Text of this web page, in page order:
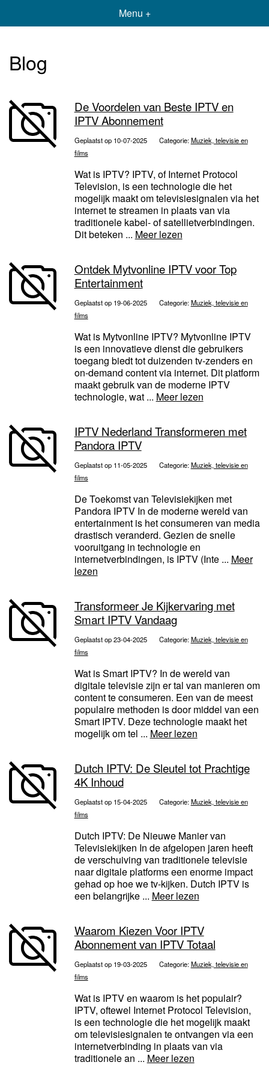
Menu +
Blog
De Voordelen van Beste IPTV en
IPTV Abonnement
Geplaatst op 10-07-2025 Categorie:Muziek, televisie en
films
Wat is IPTV? IPTV, of Internet Protocol
Television, is een technologie die het
mogelijk maakt om televisiesignalen via het
internet te streamen in plaats van via
traditionele kabel- of satellietverbindingen.
Dit beteken ... Meer lezen
Ontdek Mytvonline IPTV voor Top
Entertainment
Geplaatst op 19-06-2025 Categorie:Muziek, televisie en
films
Wat is Mytvonline IPTV? Mytvonline IPTV
is een innovatieve dienst die gebruikers
toegang biedt tot duizenden tv-zenders en
on-demand content via internet. Dit platform
maakt gebruik van de moderne IPTV
technologie, wat ... Meer lezen
IPTV Nederland Transformeren met
Pandora IPTV
Geplaatst op 11-05-2025 Categorie:Muziek, televisie en
films
De Toekomst van Televisiekijken met
Pandora IPTV In de moderne wereld van
entertainment is het consumeren van media
drastisch veranderd. Gezien de snelle
vooruitgang in technologie en
internetverbindingen, is IPTV (Inte ... Meer
lezen
Transformeer Je Kijkervaring met
Smart IPTV Vandaag
Geplaatst op 23-04-2025 Categorie:Muziek, televisie en
films
Wat is Smart IPTV? In de wereld van
digitale televisie zijn er tal van manieren om
content te consumeren. Een van de meest
populaire methoden is door middel van een
Smart IPTV. Deze technologie maakt het
mogelijk om tel ... Meer lezen
Dutch IPTV: De Sleutel tot Prachtige
4K Inhoud
Geplaatst op 15-04-2025 Categorie:Muziek, televisie en
films
Dutch IPTV: De Nieuwe Manier van
Televisiekijken In de afgelopen jaren heeft
de verschuiving van traditionele televisie
naar digitale platforms een enorme impact
gehad op hoe we tv-kijken. Dutch IPTV is
een belangrijke ... Meer lezen
Waarom Kiezen Voor IPTV
Abonnement van IPTV Totaal
Geplaatst op 19-03-2025 Categorie:Muziek, televisie en
films
Wat is IPTV en waarom is het populair?
IPTV, oftewel Internet Protocol Television,
is een technologie die het mogelijk maakt
om televisiesignalen te ontvangen via een
internetverbinding in plaats van via
traditionele an ... Meer lezen